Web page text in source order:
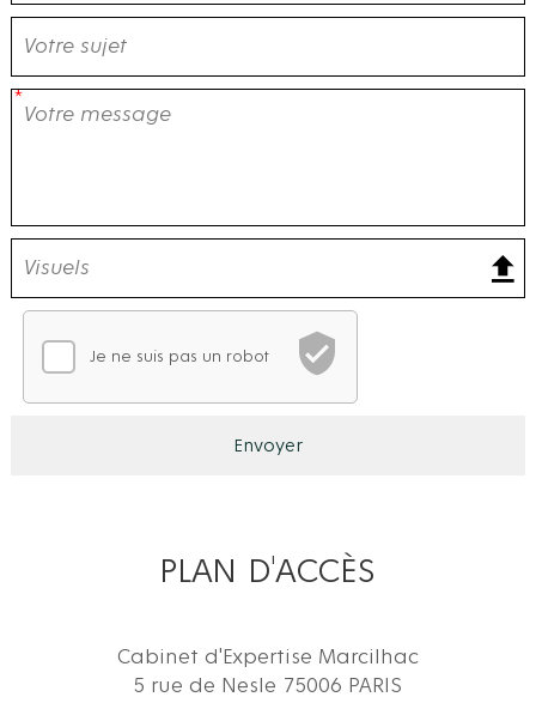
PLAN D'ACCÈS
Cabinet d'Expertise Marcilhac
5 rue de Nesle 75006 PARIS
Vérification CAPTCHA
Je ne suis pas un robot
En attente de vérification
Ce CAPTCHA analyse votre comportement de
Envoyer